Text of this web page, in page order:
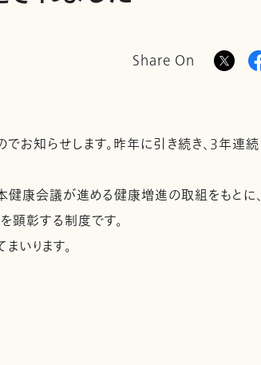
Share On
お知らせします。昨年に引き続き、3年連続
康会議が進める健康増進の取組をもとに、
彰する制度です。
いります。